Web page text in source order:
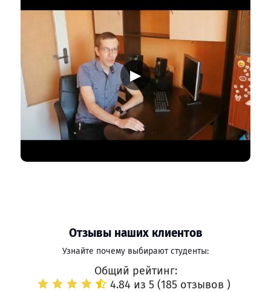
▶
Отзывы наших клиентов
Узнайте почему выбирают студенты:
Общий рейтинг:
4.84 из 5 (185 отзывов )